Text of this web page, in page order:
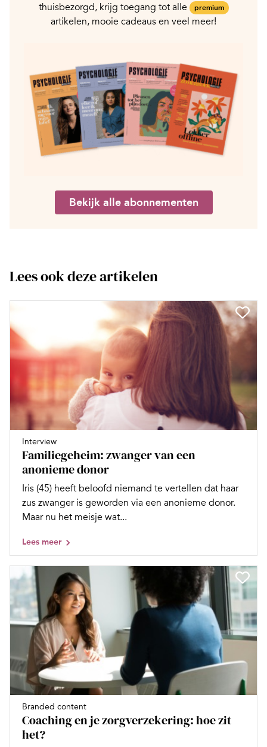
thuisbezorgd, krijg toegang tot alle
premium
artikelen, mooie cadeaus en veel meer!
Bekijk alle abonnementen
Lees ook deze artikelen
Interview
Familiegeheim: zwanger van een
anonieme donor
Iris (45) heeft beloofd niemand te vertellen dat haar
zus zwanger is geworden via een anonieme donor.
Maar nu het meisje wat...
Lees meer
Branded content
Coaching en je zorgverzekering: hoe zit
het?